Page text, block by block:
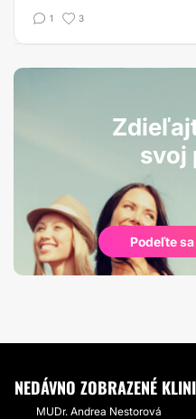
1 3
svoj
Podeľte
NEDÁVNO ZOBRAZENÉ
MUDr. Andrea Nestorová